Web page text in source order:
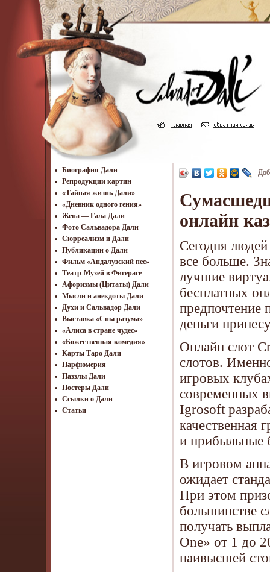
Биография Дали
Репродукции картин
«Тайная жизнь Дали»
«Дневник одного гения»
Жена — Гала Дали
Фото Сальвадора Дали
Cюрреализм и Дали
Публикации о Дали
Фильм «Андалузский пес»
Театр-Музей в Фигерасе
Афоризмы (Цитаты) Дали
Мысли и анекдоты Дали
Духи и Сальвадор Дали
Выставка «Сны разума»
«Алиса в стране чудес»
«Божественная комедия»
Карты Таро Дали
Парфюмерия
Паззлы Дали
Постеры Дали
Ссылки о Дали
Статьи
онлайн
Сегодня
все больше.
лучшие
бесплатных
предпочтение
деньги
Онлайн слот
слотов.
игровых
современных
Igrosoft
качественная
и прибыльные
В игровом
ожидает
При этом
большинстве
получать
One» от 1 до
наивысшей